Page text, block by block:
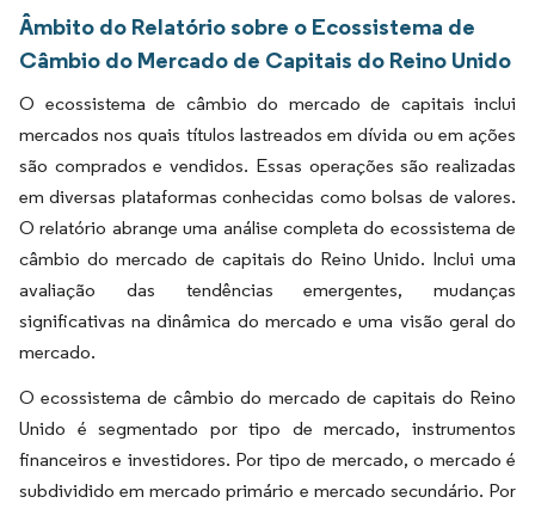
Âmbito do Relatório sobre o Ecossistema de
Câmbio do Mercado de Capitais do Reino Unido
O ecossistema de câmbio do mercado de capitais inclui
mercados nos quais títulos lastreados em dívida ou em ações
são comprados e vendidos. Essas operações são realizadas
em diversas plataformas conhecidas como bolsas de valores.
O relatório abrange uma análise completa do ecossistema de
câmbio do mercado de capitais do Reino Unido. Inclui uma
avaliação das tendências emergentes, mudanças
significativas na dinâmica do mercado e uma visão geral do
mercado.
O ecossistema de câmbio do mercado de capitais do Reino
Unido é segmentado por tipo de mercado, instrumentos
financeiros e investidores. Por tipo de mercado, o mercado é
subdividido em mercado primário e mercado secundário. Por